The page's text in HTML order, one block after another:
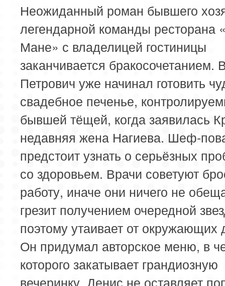
Неожиданный роман бывшего
легендарной команды ресторана
Мане» с владелицей гостиницы
заканчивается бракосочетанием.
Петрович уже начинал готовить
свадебное печенье,
бывшей тёщей, когда заявилась
недавняя жена Нагиева. Шеф-
предстоит узнать о серьёзных
со здоровьем. Врачи советуют
работу, иначе они ничего не
грезит получением очередной
поэтому утаивает от окружающих
Он придумал авторское меню, в
которого закатывает грандиозную
вечеринку. Денис не оставляет